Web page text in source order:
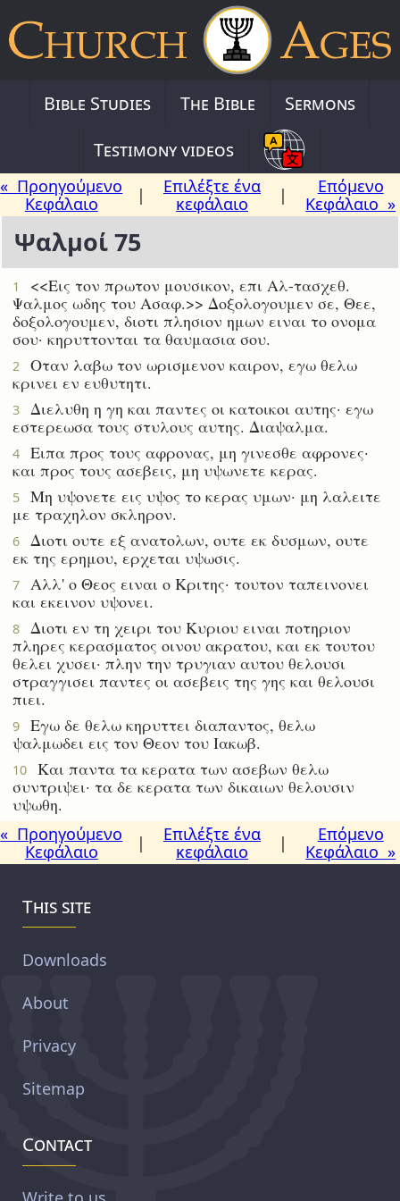
Bible Studies The Bible
Sermons
Testimony videos
« Προηγούμενο
Κεφάλαιο
|
Επιλέξτε ένα
κεφάλαιο
|
Επόμενο
Κεφάλαιο »
Ψαλμοί 75
1
<<Εις τον πρωτον μουσικον, επι Αλ-τασχεθ.
Ψαλμος ωδης του Ασαφ.>> Δοξολογουμεν σε, Θεε,
δοξολογουμεν, διοτι πλησιον ημων ειναι το ονομα
σου· κηρυττονται τα θαυμασια σου.
2
Οταν λαβω τον ωρισμενον καιρον, εγω θελω
κρινει εν ευθυτητι.
3
Διελυθη η γη και παντες οι κατοικοι αυτης· εγω
εστερεωσα τους στυλους αυτης. Διαψαλμα.
4
Ειπα προς τους αφρονας, μη γινεσθε αφρονες·
και προς τους ασεβεις, μη υψωνετε κερας.
5
Μη υψονετε εις υψος το κερας υμων· μη λαλειτε
με τραχηλον σκληρον.
6
Διοτι ουτε εξ ανατολων, ουτε εκ δυσμων, ουτε
εκ της ερημου, ερχεται υψωσις.
7
Αλλ' ο Θεος ειναι ο Κριτης· τουτον ταπεινονει
και εκεινον υψονει.
8
Διοτι εν τη χειρι του Κυριου ειναι ποτηριον
πληρες κερασματος οινου ακρατου, και εκ τουτου
θελει χυσει· πλην την τρυγιαν αυτου θελουσι
στραγγισει παντες οι ασεβεις της γης και θελουσι
πιει.
9
Εγω δε θελω κηρυττει διαπαντος, θελω
ψαλμωδει εις τον Θεον του Ιακωβ.
10
Και παντα τα κερατα των ασεβων θελω
συντριψει· τα δε κερατα των δικαιων θελουσιν
υψωθη.
« Προηγούμενο
Κεφάλαιο
|
Επιλέξτε ένα
κεφάλαιο
|
Επόμενο
Κεφάλαιο »
This site
Downloads
About
Privacy
Sitemap
Contact